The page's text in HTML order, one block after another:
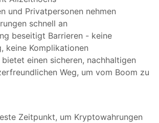
und Privatpersonen nehmen
schnell an
beseitigt Barrieren - keine
keine Komplikationen
einen sicheren, nachhaltigen
Weg, um vom Boom zu
Zeitpunkt, um Kryptowahrungen